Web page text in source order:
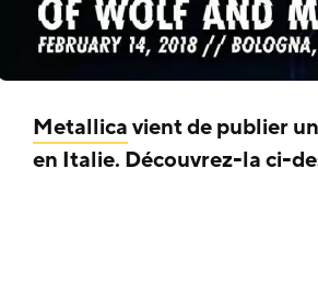
Metallicavient de publier
en Italie. Découvrez-la ci-